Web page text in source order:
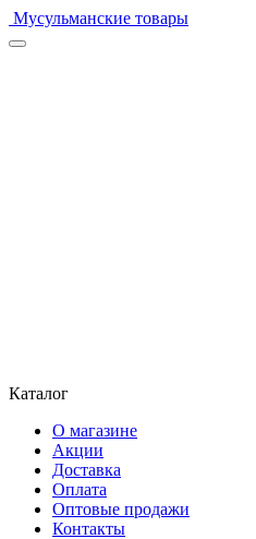
Мусульманские товары
Каталог
О магазине
Акции
Доставка
Оплата
Оптовые продажи
Контакты